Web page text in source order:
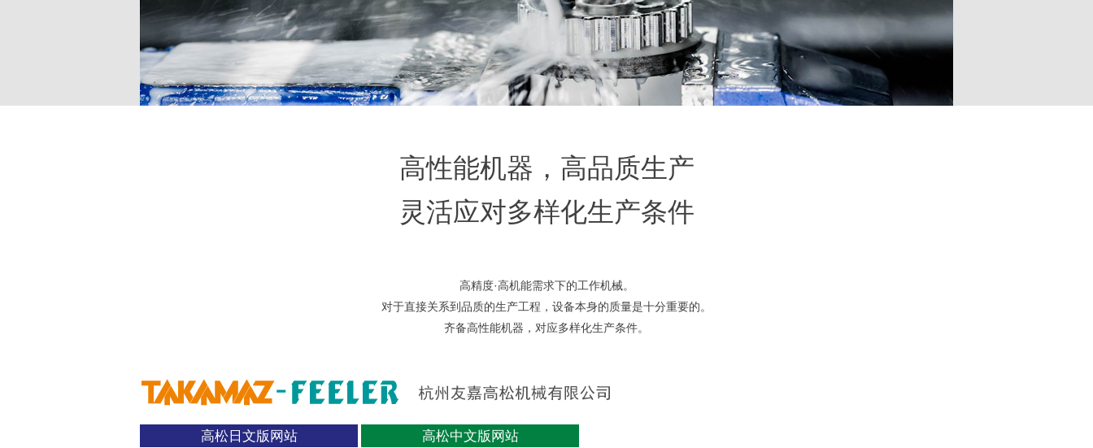
高性能机器，高品质生产
灵活应对多样化生产条件
高精度·高机能需求下的工作机械。
对于直接关系到品质的生产工程，设备本身的质量是十分重要的。
齐备高性能机器，对应多样化生产条件。
高松日文版网站 高松中文版网站